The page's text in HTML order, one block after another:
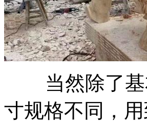
当然除了基
寸规格不同，